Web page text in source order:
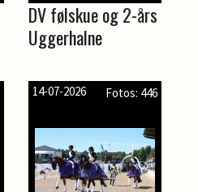
DV følskue og 2-års
Uggerhalne
14-07-2026 Fotos: 446